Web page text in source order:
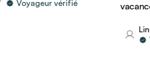
Voyageur vérifié
Linda